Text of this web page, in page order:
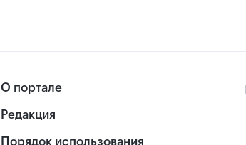
О портале
Редакция
Порядок использования